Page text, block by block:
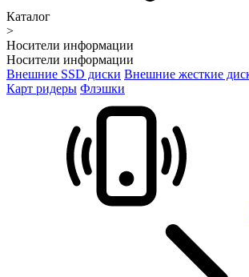
Каталог
>
Носители информации
Носители информации
Внешние SSD диски Внешние жесткие
Карт ридеры Флэшки